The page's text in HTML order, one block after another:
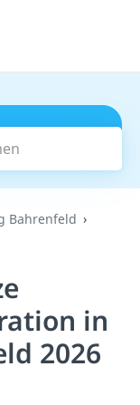
Bahrenfeld
in
2026